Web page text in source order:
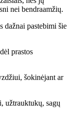
nei bendraamžių.
pastebimi šie
prastos
šokinėjant ar
užtrauktukų, sagų